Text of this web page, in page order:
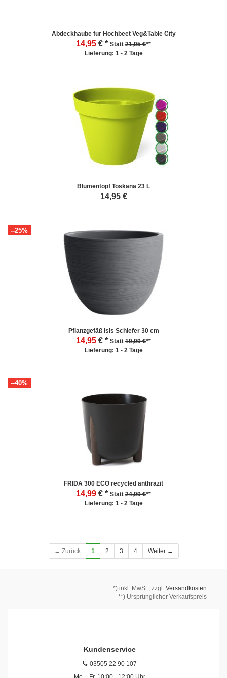
Abdeckhaube für Hochbeet Veg&Table City
14,95 € * Statt 21,95 €**
Lieferung: 1 - 2 Tage
Blumentopf Toskana 23 L
14,95€
Pflanzgefäß Isis Schiefer 30 cm
14,95
--25%
€ * Statt 19,99 €**
Lieferung: 1 - 2 Tage
FRIDA 300 ECO recycled anthrazit
14,99
--40%
€ * Statt 24,99 €**
Lieferung: 1 - 2 Tage
← Zurück 1 2 3 4 Weiter →
*) inkl. MwSt., zzgl. Versandkosten
**) Ursprünglicher Verkaufspreis
Kundenservice
03505 22 90 107